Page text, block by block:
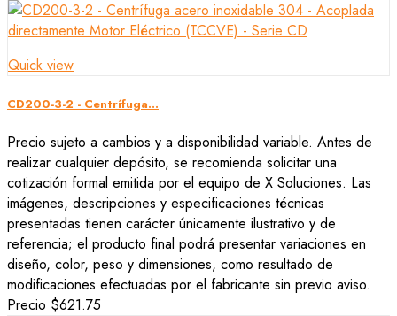
Quick view
CD200-3-2 - Centrífuga...
Precio sujeto a cambios y a disponibilidad variable. Antes de
realizar cualquier depósito, se recomienda solicitar una
cotización formal emitida por el equipo de X Soluciones. Las
imágenes, descripciones y especificaciones técnicas
presentadas tienen carácter únicamente ilustrativo y de
referencia; el producto final podrá presentar variaciones en
diseño, color, peso y dimensiones, como resultado de
modificaciones efectuadas por el fabricante sin previo aviso.
Precio $621.75